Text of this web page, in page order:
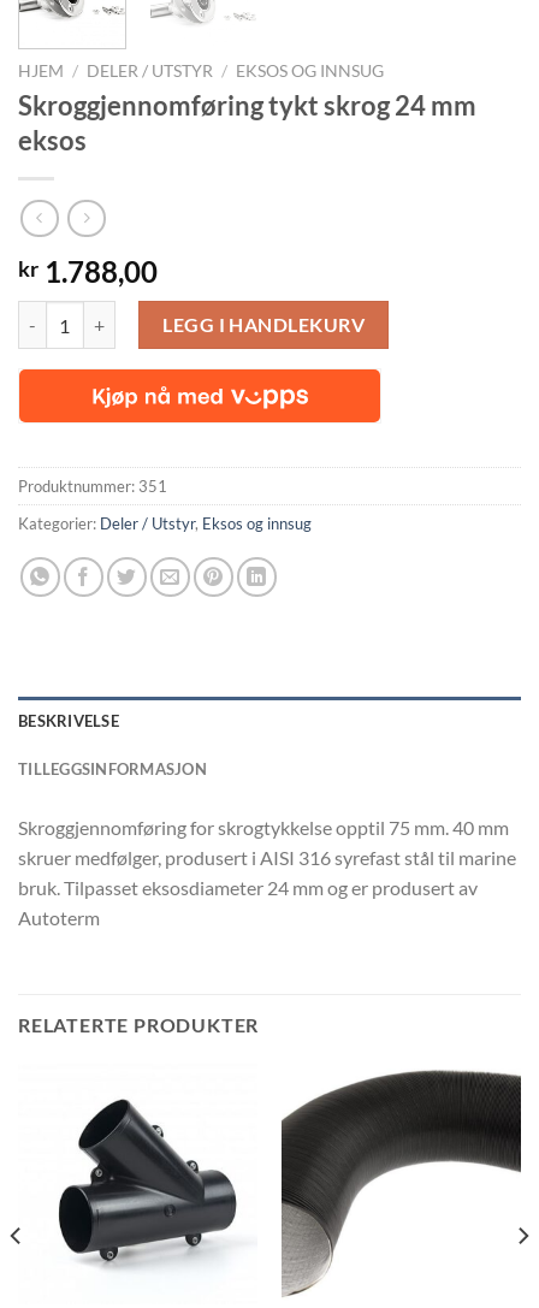
HJEM / DELER / UTSTYR / EKSOS OG INNSUG
Skroggjennomføring tykt skrog 24 mm
eksos
kr 1.788,00
LEGG I HANDLEKURV
Produktnummer: 351
Kategorier: Deler / Utstyr, Eksos og innsug
BESKRIVELSE
TILLEGGSINFORMASJON
Skroggjennomføring for skrogtykkelse opptil 75 mm. 40 mm
skruer medfølger, produsert i AISI 316 syrefast stål til marine
bruk. Tilpasset eksosdiameter 24 mm og er produsert av
Autoterm
RELATERTE PRODUKTER